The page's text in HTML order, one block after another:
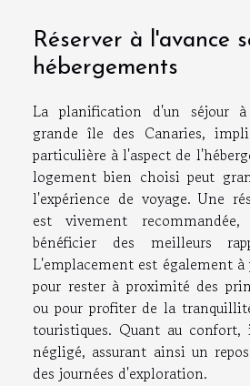
Réserver à l'avance
hébergements
La planification d'un séjour
grande île des Canaries,
particulière à l'aspect de
logement bien choisi peut
l'expérience de voyage. Une
est vivement
bénéficier des meilleurs
L'emplacement est également
pour rester à proximité des
ou pour profiter de la
touristiques. Quant au
négligé, assurant ainsi un
des journées d'exploration.